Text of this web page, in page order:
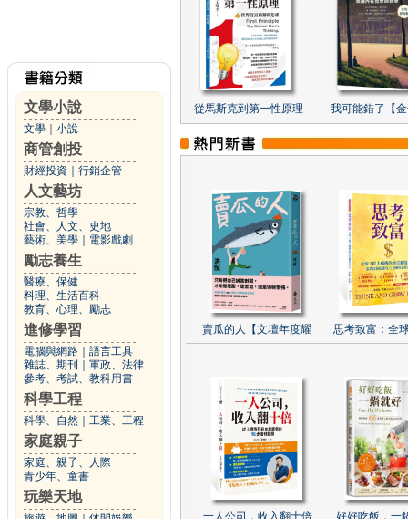
文學小說
文學 小說
商管創投
財經投資 行銷企管
人文藝坊
宗教、哲學
社會、人文、史地
藝術、美學
電影戲劇
勵志養生
醫療、保健
料理、生活百科
教育、心理、勵志
進修學習
電腦與網路
語言工具
雜誌、期刊
軍政、法律
參考、考試、教科用書
科學工程
科學、自然 工業、工程
家庭親子
家庭、親子、人際
青少年、童書
玩樂天地
從馬斯克到第一性原理 我可能錯了【
賣瓜的人【文壇年度耀 思考致富：全
一人公司，收入翻十倍 好好吃飯，一